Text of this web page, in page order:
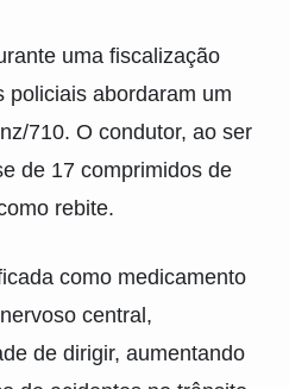
uma fiscalização
policiais abordaram um
710. O condutor, ao ser
de 17 comprimidos de
rebite.
como medicamento
central,
de dirigir, aumentando